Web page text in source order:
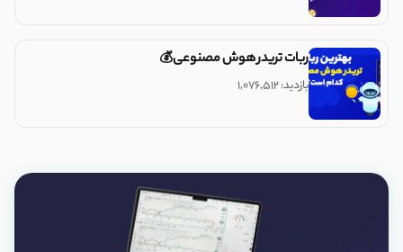
ربات تریدر هوش مصنوعی💰
بازدید: ۱,۰۷۶,۵۱۲